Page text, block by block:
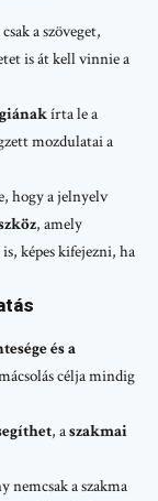
a szöveget,
is át kell vinnie a
írta le a
mozdulatai a
hogy a jelnyelv
, amely
képes kifejezni, ha
és a
célja mindig
, aszakmai
nemcsak a szakma